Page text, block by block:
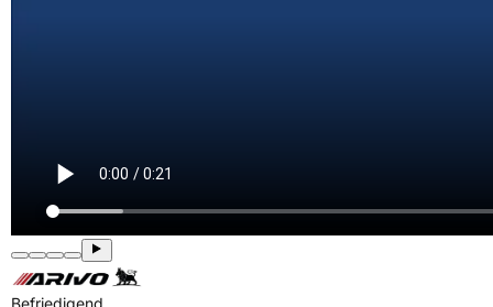
Befriedigend